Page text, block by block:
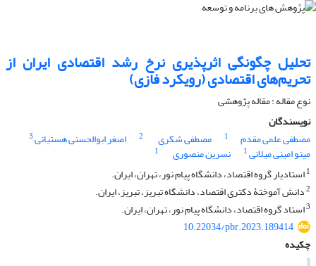
تحلیل چگونگی اثرپذیری نرخ رشد اقتصادی ایران از
تحریم‌های اقتصادی (رویکرد فازی)
نوع مقاله : مقاله پژوهشی
نویسندگان
مصطفی علمی مقدم
1 مصطفی شکری 2 اصغر ابوالحسنی هستیانی3
مینو امینی میلانی1 نسرین منصوری
1
1استادیار گروه اقتصاد، دانشگاه پیام نور، تهران، ایران.
2دانش آموختۀ دکتری اقتصاد، دانشگاه تبریز، تبریز، ایران.
3استاد گروه اقتصاد، دانشگاه پیام نور، تهران، ایران.
10.22034/pbr.2023.189414
چکیده